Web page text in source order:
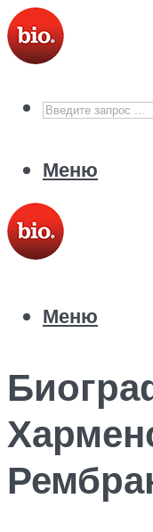
Меню
Меню